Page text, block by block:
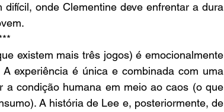
onde Clementine deve enfrentar a dura
existem mais três jogos) é emocionalmente
experiência é única e combinada com uma
a condição humana em meio ao caos (o que
A história de Lee e, posteriormente, de